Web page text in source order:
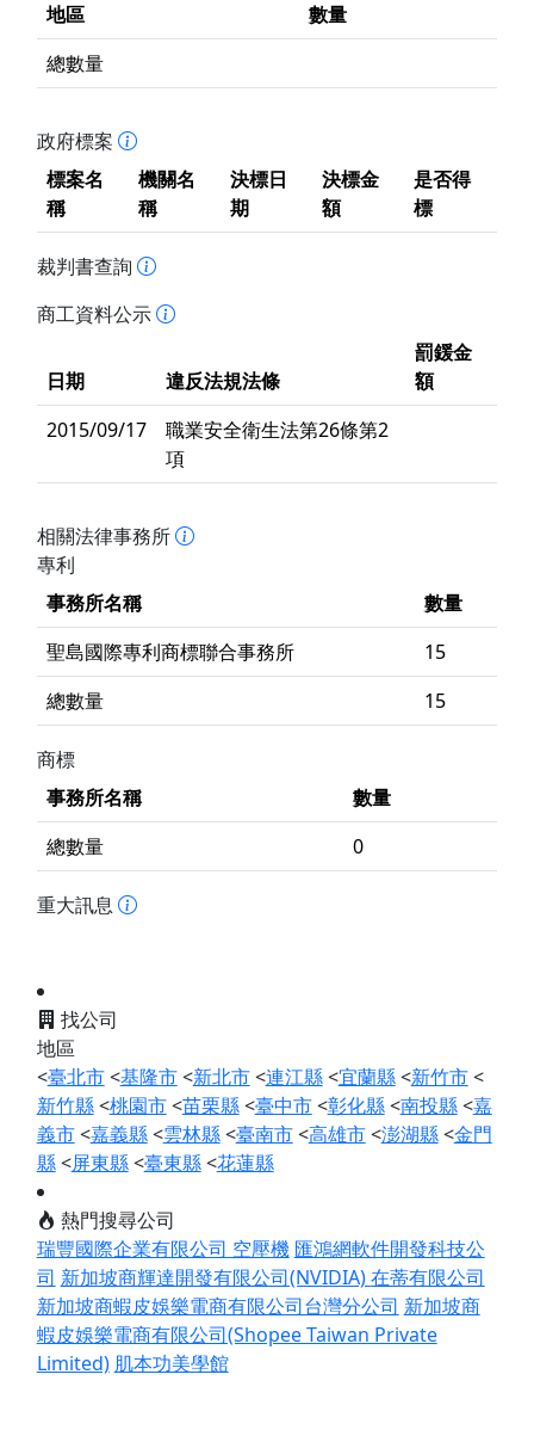
地區
數量
總數量
政府標案
標案名
稱
機關名
稱
決標日
期
決標金
額
是否得
標
裁判書查詢
商工資料公示
日期 違反法規法條
罰鍰金
額
2015/09/17
職業安全衛生法第26條第2
項
相關法律事務所
專利
事務所名稱
數量
聖島國際專利商標聯合事務所
15
總數量
15
商標
事務所名稱
數量
總數量
0
重大訊息
找公司
地區
<臺北市<基隆市<新北市<連江縣<宜蘭縣<新竹市<
新竹縣<桃園市<苗栗縣<臺中市<彰化縣<南投縣<嘉
義市<嘉義縣<雲林縣<臺南市<高雄市<澎湖縣<金門
縣<屏東縣<臺東縣<花蓮縣
熱門搜尋公司
瑞豐國際企業有限公司 空壓機 匯鴻網軟件開發科技公
司 新加坡商輝達開發有限公司(NVIDIA)在蒂有限公司
新加坡商蝦皮娛樂電商有限公司台灣分公司 新加坡商
蝦皮娛樂電商有限公司(Shopee Taiwan Private
Limited) 肌本功美學館